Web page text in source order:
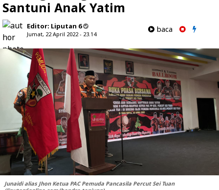
Santuni Anak Yatim
Editor: Liputan 6
Jumat, 22 April 2022 - 23.14
baca
Junaidi alias Jhon Ketua PAC Pemuda Pancasila Percut Sei Tuan